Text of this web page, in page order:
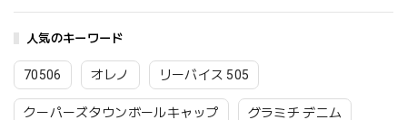
人気のキーワード
70506 オレノ リーバイス 505
クーパーズタウンボールキャップ グラミチ デニム